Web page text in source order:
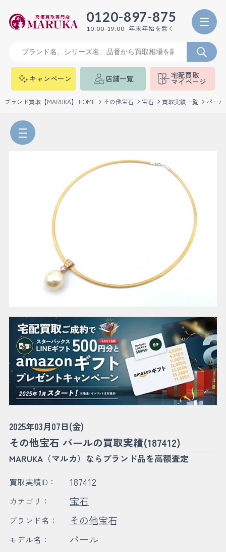
0120-897-875
10:00-19:00 年末年始を除く
キャンペーン 店舗一覧 宅配買取
マイページ
ブランド買取【MARUKA】 HOME その他宝石 宝石 買取実績一覧 パール
2025年03月07日(金)
その他宝石 パールの買取実績(187412)
MARUKA（マルカ）ならブランド品を高額査定
買取実績ID： 187412
カテゴリ： 宝石
ブランド名： その他宝石
モデル名： パール